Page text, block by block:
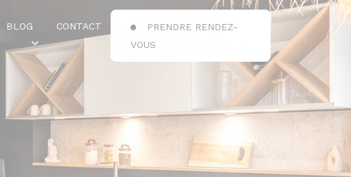
BLOG CONTACT
PRENDRE RENDEZ-
VOUS